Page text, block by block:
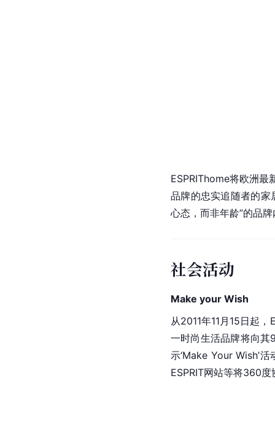
ESPRIThome将欧洲最
品牌的忠实追随者的家
心态，而非年龄”的品
社会活动
Make your Wish
从2011年11月15日起，
一时尚生活品牌将向其
示‘Make Your Wish’
ESPRIT网站等将360